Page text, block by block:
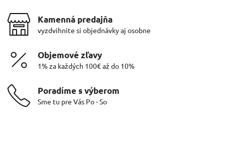
Kamenná predajňa
vyzdvihnite si objednávky aj osobne
Objemové zľavy
1% za každých 100€ až do 10%
Poradíme s výberom
Sme tu pre Vás Po - So